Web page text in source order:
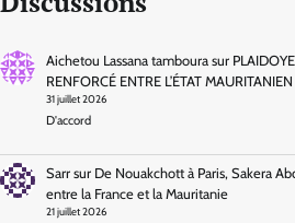
Aichetou Lassana tambourasur
RENFORCÉ ENTRE L’ÉTAT
31 juillet 2026
D'accord
Sarrsur De Nouakchott à Paris, Sakera
entre la France et la Mauritanie
21 juillet 2026